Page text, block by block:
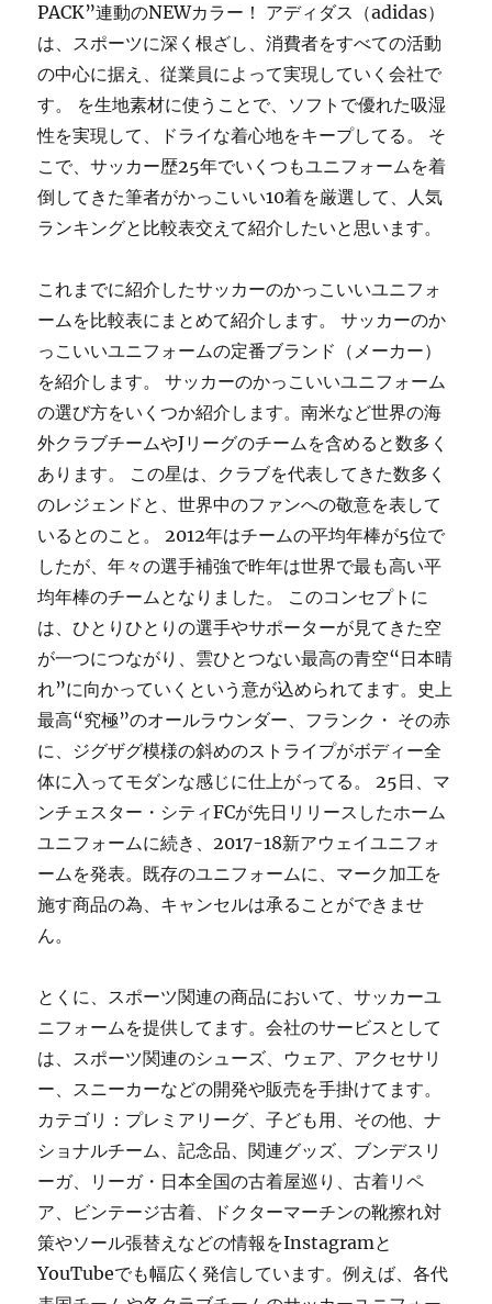
PACK”連動のNEWカラー！ アディダス（adidas）
は、スポーツに深く根ざし、消費者をすべての活動
の中心に据え、従業員によって実現していく会社で
す。 を生地素材に使うことで、ソフトで優れた吸湿
性を実現して、ドライな着心地をキープしてる。 そ
こで、サッカー歴25年でいくつもユニフォームを着
倒してきた筆者がかっこいい10着を厳選して、人気
ランキングと比較表交えて紹介したいと思います。
これまでに紹介したサッカーのかっこいいユニフォ
ームを比較表にまとめて紹介します。 サッカーのか
っこいいユニフォームの定番ブランド（メーカー）
を紹介します。 サッカーのかっこいいユニフォーム
の選び方をいくつか紹介します。南米など世界の海
外クラブチームやJリーグのチームを含めると数多く
あります。 この星は、クラブを代表してきた数多く
のレジェンドと、世界中のファンへの敬意を表して
いるとのこと。 2012年はチームの平均年棒が5位で
したが、年々の選手補強で昨年は世界で最も高い平
均年棒のチームとなりました。 このコンセプトに
は、ひとりひとりの選手やサポーターが見てきた空
が一つにつながり、雲ひとつない最高の青空“日本晴
れ”に向かっていくという意が込められてます。史上
最高“究極”のオールラウンダー、フランク・ その赤
に、ジグザグ模様の斜めのストライプがボディー全
体に入ってモダンな感じに仕上がってる。 25日、マ
ンチェスター・シティFCが先日リリースしたホーム
ユニフォームに続き、2017-18新アウェイユニフォ
ームを発表。既存のユニフォームに、マーク加工を
施す商品の為、キャンセルは承ることができませ
ん。
とくに、スポーツ関連の商品において、サッカーユ
ニフォームを提供してます。会社のサービスとして
は、スポーツ関連のシューズ、ウェア、アクセサリ
ー、スニーカーなどの開発や販売を手掛けてます。
カテゴリ：プレミアリーグ、子ども用、その他、ナ
ショナルチーム、記念品、関連グッズ、ブンデスリ
ーガ、リーガ・日本全国の古着屋巡り、古着リペ
ア、ビンテージ古着、ドクターマーチンの靴擦れ対
策やソール張替えなどの情報をInstagramと
YouTubeでも幅広く発信しています。例えば、各代